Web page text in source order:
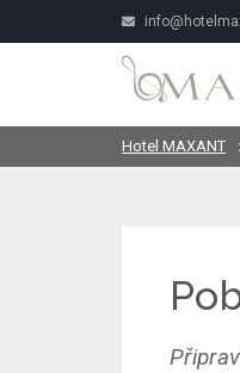
Hotel MAXANT